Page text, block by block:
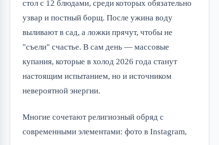
стол с 12 блюдами, среди которых обязательно
узвар и постный борщ. После ужина воду
выливают в сад, а ложки прячут, чтобы не
"съели" счастье. В сам день — массовые
купания, которые в холод 2026 года станут
настоящим испытанием, но и источником
невероятной энергии.
Многие сочетают религиозный обряд с
современными элементами: фото в Instagram,